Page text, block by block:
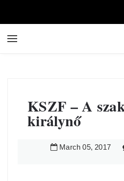
KSZF – A
királynő
March 05, 2017